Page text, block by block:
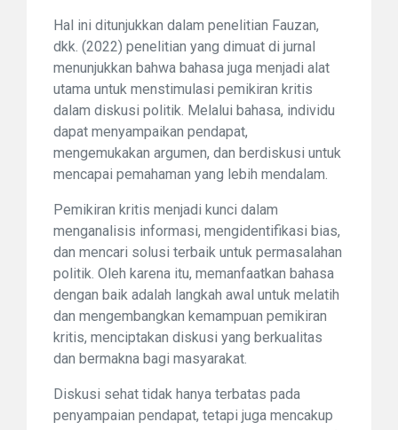
Hal ini ditunjukkan dalam penelitian Fauzan,
dkk. (2022) penelitian yang dimuat di jurnal
menunjukkan bahwa bahasa juga menjadi alat
utama untuk menstimulasi pemikiran kritis
dalam diskusi politik. Melalui bahasa, individu
dapat menyampaikan pendapat,
mengemukakan argumen, dan berdiskusi untuk
mencapai pemahaman yang lebih mendalam.
Pemikiran kritis menjadi kunci dalam
menganalisis informasi, mengidentifikasi bias,
dan mencari solusi terbaik untuk permasalahan
politik. Oleh karena itu, memanfaatkan bahasa
dengan baik adalah langkah awal untuk melatih
dan mengembangkan kemampuan pemikiran
kritis, menciptakan diskusi yang berkualitas
dan bermakna bagi masyarakat.
Diskusi sehat tidak hanya terbatas pada
penyampaian pendapat, tetapi juga mencakup